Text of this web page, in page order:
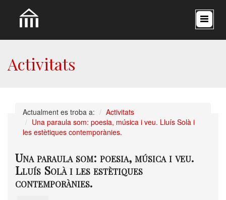
Activitats
Actualment es troba a:
Activitats
Una paraula som: poesia, música i veu. Lluís Solà i
les estètiques contemporànies.
Una paraula som: poesia, música i veu.
Lluís Solà i les estètiques
contemporànies.